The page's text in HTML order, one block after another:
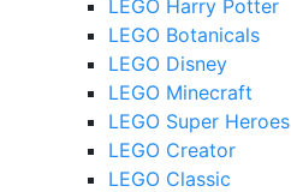
LEGO Harry Potter
LEGO Botanicals
LEGO Disney
LEGO Minecraft
LEGO Super Heroes
LEGO Creator
LEGO Classic